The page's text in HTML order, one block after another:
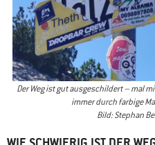
Der Weg ist gut ausgeschildert – mal
immer durch farbige
Bild: Stephan